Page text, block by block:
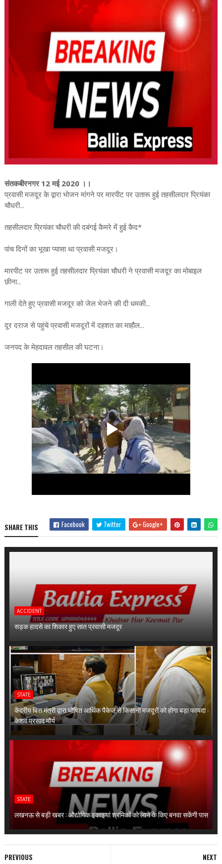
संतकबीरनगर 12 मई 2020 ।।
प्रवासी मजदूर के द्वारा भोजन मांगने पर मारपीट पर उतारू हुई तहसीलदार प्रियंका
चौधरी...
तहसीलदार प्रियंका चौधरी की दबंगई कैमरे में हुई कैद*
पांच दिनों का भूखा प्यासा था प्रवासी मजदूर।
मारपीट पर उतारू हुई तहसीलदार प्रियंका चौधरी ने प्रवासी मजदूर का मोबाइल
छीना...
गाली देते हुए प्रवासी मजदूर को जेल भेजने की दी धमकी...
दूर दराज से पहुंचे प्रवासी मजदूरों में दहशत का माहौल...
जनपद के मेहदावल तहसील की घटना।
SHARE THIS Facebook Twitter Google+
ACCIDENT
सड़क हादसे का शिकार हुए सात प्रवासी मजदूर
STATE
केंद्रीय वित्त मंत्री द्वारा घोषित आर्थिक पैकेज से किसानों मजदूरों को होगा बड़ा फायदा :
केशव प्रसाद मौर्य
STATE
लखनऊ से बड़ी खबर : औद्योगिक इकाइयां श्रमिकों को लाने के किए बनवा सकेंगी पास
NEXT
PREVIOUS